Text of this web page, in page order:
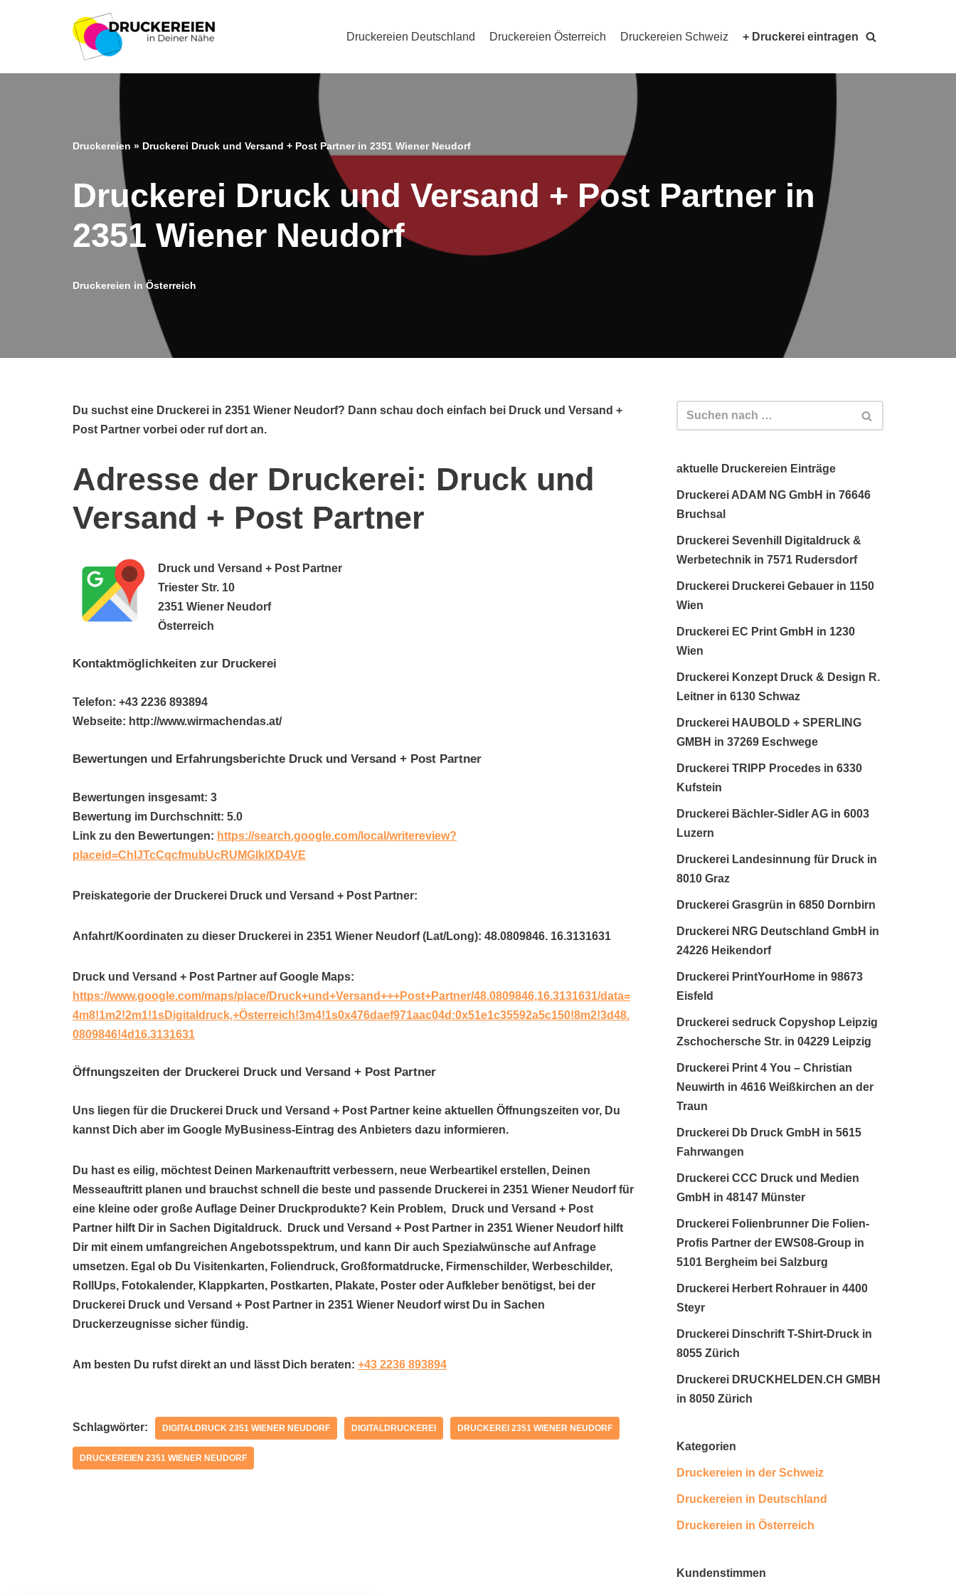
Druckereien Deutschland Druckereien Österreich Druckereien Schweiz + Druckerei eintragen
Druckereien » Druckerei Druck und Versand + Post Partner in 2351 Wiener Neudorf
Druckerei Druck und Versand + Post Partner in
2351 Wiener Neudorf
Druckereien in Österreich
Du suchst eine Druckerei in 2351 Wiener Neudorf? Dann schau doch einfach bei Druck und Versand +
Post Partner vorbei oder ruf dort an.
Adresse der Druckerei: Druck und
Versand + Post Partner
Druck und Versand + Post Partner
Triester Str. 10
2351 Wiener Neudorf
Österreich
Kontaktmöglichkeiten zur Druckerei
Telefon: +43 2236 893894
Webseite: http://www.wirmachendas.at/
Bewertungen und Erfahrungsberichte Druck und Versand + Post Partner
Bewertungen insgesamt: 3
Bewertung im Durchschnitt: 5.0
Link zu den Bewertungen: https://search.google.com/local/writereview?
placeid=ChIJTcCqcfmubUcRUMGlklXD4VE
Preiskategorie der Druckerei Druck und Versand + Post Partner:
Anfahrt/Koordinaten zu dieser Druckerei in 2351 Wiener Neudorf (Lat/Long): 48.0809846. 16.3131631
Druck und Versand + Post Partner auf Google Maps:
https://www.google.com/maps/place/Druck+und+Versand+++Post+Partner/48.0809846,16.3131631/data=
4m8!1m2!2m1!1sDigitaldruck,+Österreich!3m4!1s0x476daef971aac04d:0x51e1c35592a5c150!8m2!3d48.
0809846!4d16.3131631
Öffnungszeiten der Druckerei Druck und Versand + Post Partner
Uns liegen für die Druckerei Druck und Versand + Post Partner keine aktuellen Öffnungszeiten vor, Du
kannst Dich aber im Google MyBusiness-Eintrag des Anbieters dazu informieren.
Du hast es eilig, möchtest Deinen Markenauftritt verbessern, neue Werbeartikel erstellen, Deinen
Messeauftritt planen und brauchst schnell die beste und passende Druckerei in 2351 Wiener Neudorf für
eine kleine oder große Auflage Deiner Druckprodukte? Kein Problem, Druck und Versand + Post
Partner hilft Dir in Sachen Digitaldruck. Druck und Versand + Post Partner in 2351 Wiener Neudorf hilft
Dir mit einem umfangreichen Angebotsspektrum, und kann Dir auch Spezialwünsche auf Anfrage
umsetzen. Egal ob Du Visitenkarten, Foliendruck, Großformatdrucke, Firmenschilder, Werbeschilder,
RollUps, Fotokalender, Klappkarten, Postkarten, Plakate, Poster oder Aufkleber benötigst, bei der
Druckerei Druck und Versand + Post Partner in 2351 Wiener Neudorf wirst Du in Sachen
Druckerzeugnisse sicher fündig.
Am besten Du rufst direkt an und lässt Dich beraten: +43 2236 893894
Schlagwörter: DIGITALDRUCK 2351 WIENER NEUDORF DIGITALDRUCKEREI DRUCKEREI 2351 WIENER NEUDORF
DRUCKEREIEN 2351 WIENER NEUDORF
aktuelle Druckereien Einträge
Druckerei ADAM NG GmbH in 76646
Bruchsal
Druckerei Sevenhill Digitaldruck &
Werbetechnik in 7571 Rudersdorf
Druckerei Druckerei Gebauer in 1150
Wien
Druckerei EC Print GmbH in 1230
Wien
Druckerei Konzept Druck & Design R.
Leitner in 6130 Schwaz
Druckerei HAUBOLD + SPERLING
GMBH in 37269 Eschwege
Druckerei TRIPP Procedes in 6330
Kufstein
Druckerei Bächler-Sidler AG in 6003
Luzern
Druckerei Landesinnung für Druck in
8010 Graz
Druckerei Grasgrün in 6850 Dornbirn
Druckerei NRG Deutschland GmbH in
24226 Heikendorf
Druckerei PrintYourHome in 98673
Eisfeld
Druckerei sedruck Copyshop Leipzig
Zschochersche Str. in 04229 Leipzig
Druckerei Print 4 You – Christian
Neuwirth in 4616 Weißkirchen an der
Traun
Druckerei Db Druck GmbH in 5615
Fahrwangen
Druckerei CCC Druck und Medien
GmbH in 48147 Münster
Druckerei Folienbrunner Die Folien-
Profis Partner der EWS08-Group in
5101 Bergheim bei Salzburg
Druckerei Herbert Rohrauer in 4400
Steyr
Druckerei Dinschrift T-Shirt-Druck in
8055 Zürich
Druckerei DRUCKHELDEN.CH GMBH
in 8050 Zürich
Kategorien
Druckereien in der Schweiz
Druckereien in Deutschland
Druckereien in Österreich
Kundenstimmen